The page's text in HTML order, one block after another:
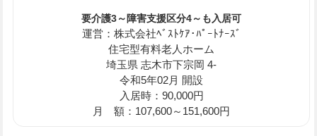
要介護3～障害支援区分4～も入居可
運営：株式会社ﾍﾞｽﾄｹｱ･ﾊﾟｰﾄﾅｰｽﾞ
住宅型有料老人ホーム
埼玉県 志木市下宗岡 4-
令和5年02月 開設
入居時：90,000円
月 額：107,600～151,600円